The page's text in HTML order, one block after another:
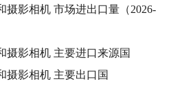
摄影相机 市场进出口量（2026-
摄影相机 主要进口来源国
摄影相机 主要出口国